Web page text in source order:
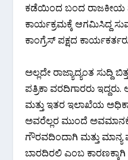
ಕಡೆಯಿಂದ ಬಂದ ರಾಜಕೀಯ
ಕಾರ್ಯಕ್ರಮಕ್ಕೆ ಆಗಮಿಸಿದ್ದ
ಕಾಂಗ್ರೆಸ್ ಪಕ್ಷದ
ಅಲ್ಲದೇ ರಾಜ್ಯಾದ್ಯಂತ ಸುದ್ದಿ
ಪತ್ರಿಕಾ ವರದಿಗಾರರು
ಮತ್ತು ಇತರ ಇಲಾಖೆಯ
ಅವರೆಲ್ಲರ ಮುಂದೆ
ಗೌರವದಿಂದಾಗಿ ಮತ್ತು ಮಾನ್ಯ
ಬಾರದಿರಲಿ ಎಂಬ